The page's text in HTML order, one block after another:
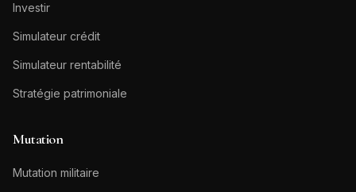
Investir
Simulateur crédit
Simulateur rentabilité
Stratégie patrimoniale
Mutation
Mutation militaire